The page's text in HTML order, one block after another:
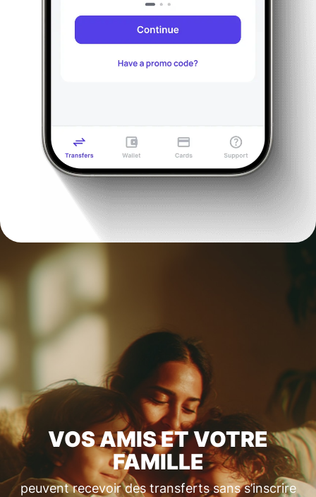
VOS AMIS ET VOTRE
FAMILLE
peuvent recevoir des transferts sans s’inscrire